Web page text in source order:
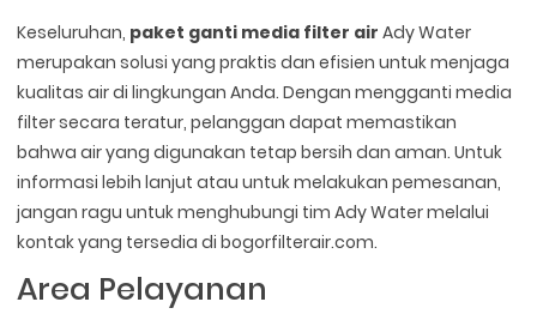
Keseluruhan, paket ganti media filter air Ady Water
merupakan solusi yang praktis dan efisien untuk menjaga
kualitas air di lingkungan Anda. Dengan mengganti media
filter secara teratur, pelanggan dapat memastikan
bahwa air yang digunakan tetap bersih dan aman. Untuk
informasi lebih lanjut atau untuk melakukan pemesanan,
jangan ragu untuk menghubungi tim Ady Water melalui
kontak yang tersedia di bogorfilterair.com.
Area Pelayanan